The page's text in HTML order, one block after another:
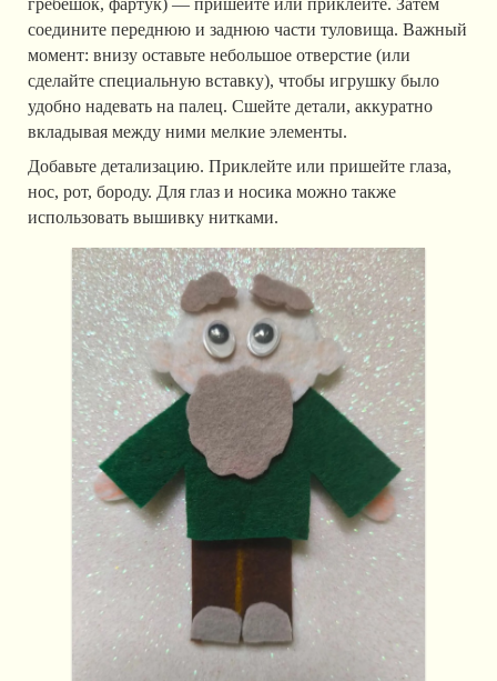
гребешок, фартук) — пришейте или приклейте. Затем
соедините переднюю и заднюю части туловища. Важный
момент: внизу оставьте небольшое отверстие (или
сделайте специальную вставку), чтобы игрушку было
удобно надевать на палец. Сшейте детали, аккуратно
вкладывая между ними мелкие элементы.
Добавьте детализацию. Приклейте или пришейте глаза,
нос, рот, бороду. Для глаз и носика можно также
использовать вышивку нитками.